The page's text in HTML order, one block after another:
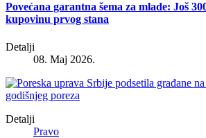
Povećana garantna šema za mlade: Još
kupovinu prvog stana
Detalji
08. Maj 2026.
Detalji
Pravo